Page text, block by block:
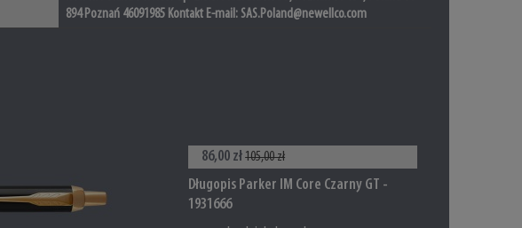
894 Poznań 46091985 Kontakt E-mail: SAS.Poland@newellco.com
86,00 zł105,00 zł
Długopis Parker IM Core Czarny GT -
1931666